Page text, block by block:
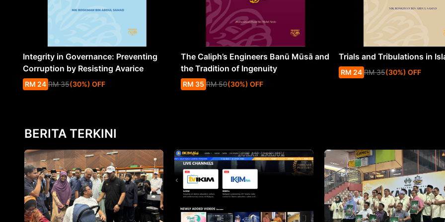
Integrity in Governance: Preventing
Corruption by Resisting Avarice
RM 24 RM 35(30%) OFF
The Caliph’s Engineers Banū Mūsā and
the Tradition of Ingenuity
RM 35 RM 50(30%) OFF
Trials and Tribulations in
RM 24 RM 35(30%) OFF
BERITA TERKINI